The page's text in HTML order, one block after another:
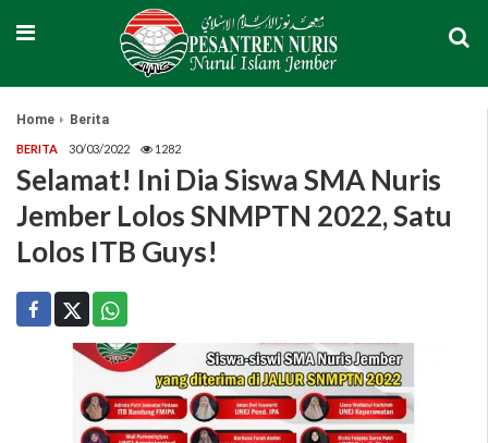
Home Berita
BERITA 30/03/2022 1282
Selamat! Ini Dia Siswa SMA Nuris
Jember Lolos SNMPTN 2022, Satu
Lolos ITB Guys!